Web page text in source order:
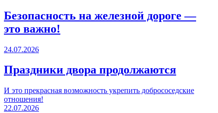
Безопасность на железной дороге —
это важно!
24.07.2026
Праздники двора продолжаются
И это прекрасная возможность укрепить добрососедские
отношения!
22.07.2026